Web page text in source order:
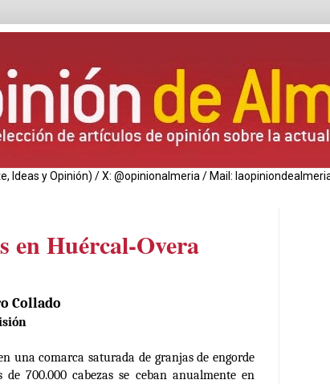
Ideas y Opinión) / X: @opinionalmeria / Mail:
en Huércal-Overa
Collado
una comarca saturada de granjas de engorde
de 700.000 cabezas se ceban anualmente en